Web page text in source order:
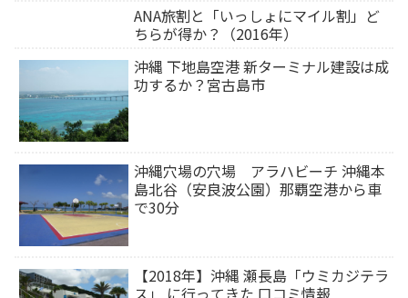
ANA旅割と「いっしょにマイル割」ど
ちらが得か？（2016年）
沖縄 下地島空港 新ターミナル建設は成
功するか？宮古島市
沖縄穴場の穴場 アラハビーチ 沖縄本
島北谷（安良波公園）那覇空港から車
で30分
【2018年】沖縄 瀬長島「ウミカジテラ